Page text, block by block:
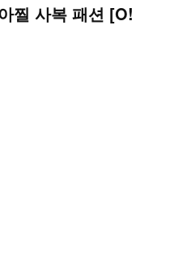
찔 사복 패션 [O!